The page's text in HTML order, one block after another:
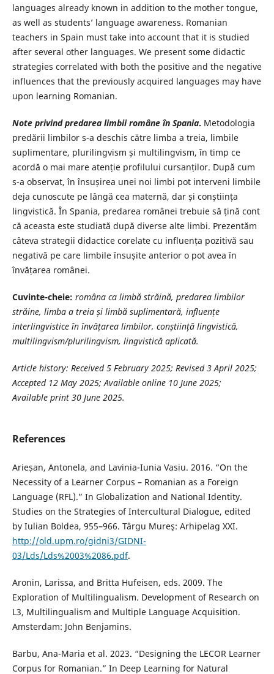
languages already known in addition to the mother tongue,
as well as students’ language awareness. Romanian
teachers in Spain must take into account that it is studied
after several other languages. We present some didactic
strategies correlated with both the positive and the negative
influences that the previously acquired languages may have
upon learning Romanian.
Note privind predarea limbii române în Spania. Metodologia
predării limbilor s-a deschis către limba a treia, limbile
suplimentare, plurilingvism și multilingvism, în timp ce
acordă o mai mare atenție profilului cursanților. După cum
s-a observat, în însușirea unei noi limbi pot interveni limbile
deja cunoscute pe lângă cea maternă, dar și conștiința
lingvistică. În Spania, predarea românei trebuie să țină cont
că aceasta este studiată după diverse alte limbi. Prezentăm
câteva strategii didactice corelate cu influența pozitivă sau
negativă pe care limbile însușite anterior o pot avea în
învățarea românei.
Cuvinte-cheie: româna ca limbă străină, predarea limbilor
străine, limba a treia și limbă suplimentară, influențe
interlingvistice în învățarea limbilor, conștiință lingvistică,
multilingvism/plurilingvism, lingvistică aplicată.
Article history: Received 5 February 2025; Revised 3April 2025;
Accepted 12 May 2025;Available online 10 June 2025;
Available print 30 June 2025.
References
Arieșan, Antonela, and Lavinia-Iunia Vasiu. 2016. “On the
Necessity of a Learner Corpus – Romanian as a Foreign
Language (RFL).” In Globalization and National Identity.
Studies on the Strategies of Intercultural Dialogue, edited
by Iulian Boldea, 955–966. Târgu Mureş: Arhipelag XXI.
http://old.upm.ro/gidni3/GIDNI-
03/Lds/Lds%2003%2086.pdf.
Aronin, Larissa, and Britta Hufeisen, eds. 2009. The
Exploration of Multilingualism. Development of Research on
L3, Multilingualism and Multiple Language Acquisition.
Amsterdam: John Benjamins.
Barbu, Ana-Maria et al. 2023. “Designing the LECOR Learner
Corpus for Romanian.” In Deep Learning for Natural